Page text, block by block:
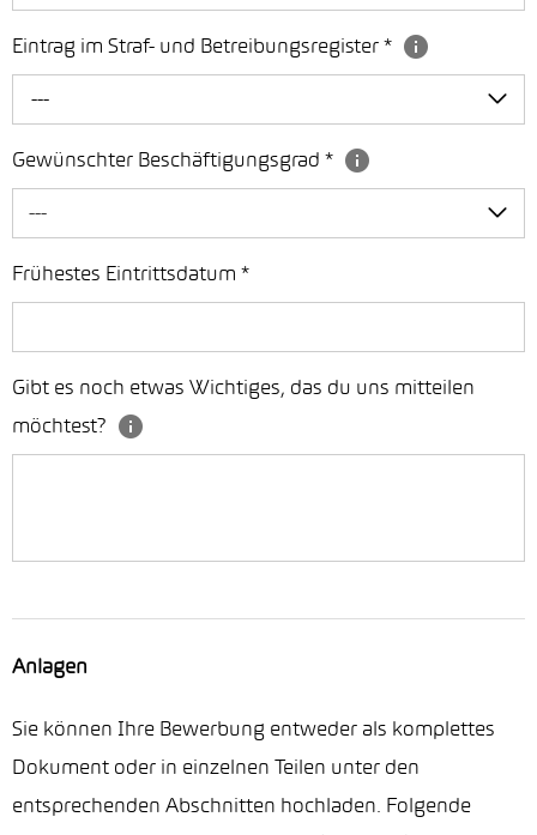
Eintrag im Straf- und Betreibungsregister *
---
Gewünschter Beschäftigungsgrad *
---
Frühestes Eintrittsdatum *
Gibt es noch etwas Wichtiges, das du uns mitteilen
möchtest?
Anlagen
Sie können Ihre Bewerbung entweder als komplettes
Dokument oder in einzelnen Teilen unter den
entsprechenden Abschnitten hochladen. Folgende